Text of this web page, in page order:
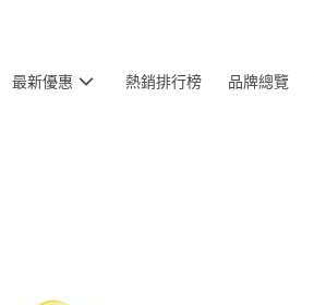
最新優惠 熱銷排行榜 品牌總覽